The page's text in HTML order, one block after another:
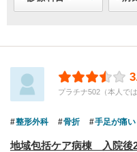
プラチナ502（本人で
整形外科 骨折 手足が痛い
地域包括ケア病棟 入院後